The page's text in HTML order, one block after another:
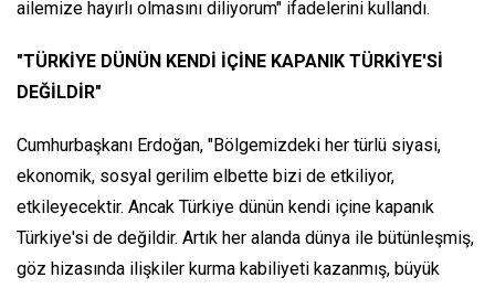
ailemize hayırlı olmasını diliyorum" ifadelerini kullandı.
"TÜRKİYE DÜNÜN KENDİ İÇİNE KAPANIK TÜRKİYE'Sİ
DEĞİLDİR"
Cumhurbaşkanı Erdoğan, "Bölgemizdeki her türlü siyasi,
ekonomik, sosyal gerilim elbette bizi de etkiliyor,
etkileyecektir. Ancak Türkiye dünün kendi içine kapanık
Türkiye'si de değildir. Artık her alanda dünya ile bütünleşmiş,
göz hizasında ilişkiler kurma kabiliyeti kazanmış, büyük